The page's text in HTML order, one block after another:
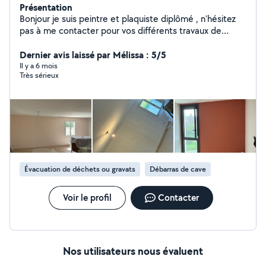
Présentation
Bonjour je suis peintre et plaquiste diplômé , n'hésitez
pas à me contacter pour vos différents travaux de
joints, ratissage,pause de parquet... Je suis aussi
disponible pour l'évacuation de vos gravats ou autres, et
déménagement...
Dernier avis laissé par Mélissa : 5/5
Il y a 6 mois
Très sérieux
Évacuation de déchets ou gravats Débarras de cave
Voir le profil Contacter
Nos utilisateurs nous évaluent